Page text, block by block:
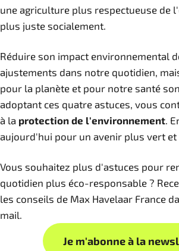
une agriculture plus respectueuse de
plus juste socialement.
Réduire son impact environnemental
ajustements dans notre quotidien,
pour la planète et pour notre santé
adoptant ces quatre astuces, vous
à la protection de l'environnement.
aujourd'hui pour un avenir plus vert
Vous souhaitez plus d'astuces pour
quotidien plus éco-responsable ?
les conseils de Max Havelaar France
mail.
Je m'abonne à la